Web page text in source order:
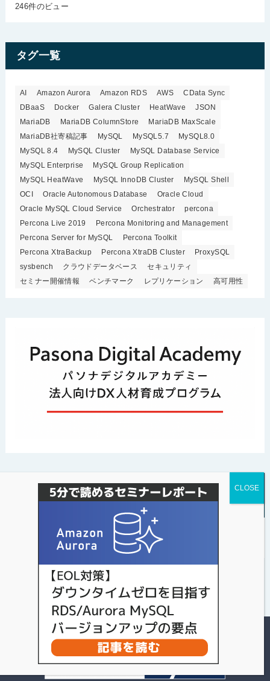
246件のビュー
タグ一覧
AI Amazon Aurora Amazon RDS AWS
CData Sync
DBaaS
Docker Galera Cluster HeatWave
JSON
MariaDB
MariaDB ColumnStore
MariaDB MaxScale
MariaDB社寄稿記事
MySQL MySQL5.7
MySQL8.0
MySQL 8.4
MySQL Cluster
MySQL Database Service
MySQL Enterprise
MySQL Group Replication
MySQL HeatWave
MySQL InnoDB Cluster
MySQL Shell
OCI
Oracle Autonomous Database
Oracle Cloud
Oracle MySQL Cloud Service
Orchestrator
percona
Percona Live 2019
Percona Monitoring and Management
Percona Server for MySQL
Percona Toolkit
Percona XtraBackup
Percona XtraDB Cluster
ProxySQL
sysbench
クラウドデータベース
セキュリティ
セミナー開催情報
ベンチマーク レプリケーション 高可用性
パソナデータ&デザインのXアカウント（※最新
情報はこちらから）
Tweets by s_style1987